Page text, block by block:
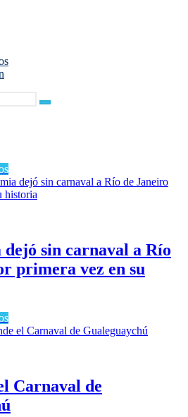
Buscar
sin carnaval a Río
primera vez en su
Carnaval de